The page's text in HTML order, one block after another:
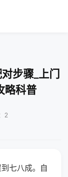
步骤_上门
略科普
2
七八成。自